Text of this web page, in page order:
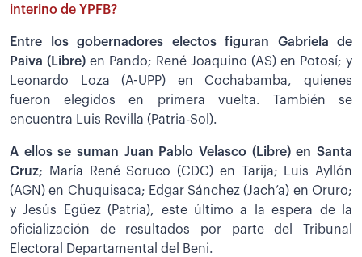
interino de YPFB?
Entre los gobernadores electos figuran Gabriela de
Paiva (Libre) en Pando; René Joaquino (AS) en Potosí; y
Leonardo Loza (A-UPP) en Cochabamba, quienes
fueron elegidos en primera vuelta. También se
encuentra Luis Revilla (Patria-Sol).
A ellos se suman Juan Pablo Velasco (Libre) en Santa
Cruz; María René Soruco (CDC) en Tarija; Luis Ayllón
(AGN) en Chuquisaca; Edgar Sánchez (Jach’a) en Oruro;
y Jesús Egüez (Patria), este último a la espera de la
oficialización de resultados por parte del Tribunal
Electoral Departamental del Beni.